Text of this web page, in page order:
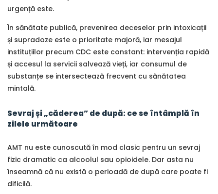
urgență este.
În sănătate publică, prevenirea deceselor prin intoxicații
și supradoze este o prioritate majoră, iar mesajul
instituțiilor precum CDC este constant: intervenția rapidă
și accesul la servicii salvează vieți, iar consumul de
substanțe se intersectează frecvent cu sănătatea
mintală.
Sevraj și „căderea” de după: ce se întâmplă în
zilele următoare
AMT nu este cunoscută în mod clasic pentru un sevraj
fizic dramatic ca alcoolul sau opioidele. Dar asta nu
înseamnă că nu există o perioadă de după care poate fi
dificilă.